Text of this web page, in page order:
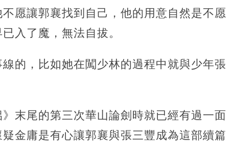
愿讓郭襄找到自己，他的用意自然是不愿
入了魔，無法自拔。
的，比如她在闖少林的過程中就與少年張
末尾的第三次華山論劍時就已經有過一面
金庸是有心讓郭襄與張三豐成為這部續篇